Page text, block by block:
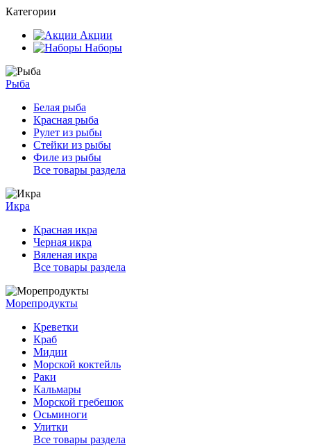
Категории
Акции
Наборы
Рыба
Белая рыба
Красная рыба
Рулет из рыбы
Стейки из рыбы
Филе из рыбы
Все товары раздела
Икра
Красная икра
Черная икра
Вяленая икра
Все товары раздела
Морепродукты
Креветки
Краб
Мидии
Морской коктейль
Раки
Кальмары
Морской гребешок
Осьминоги
Улитки
Все товары раздела